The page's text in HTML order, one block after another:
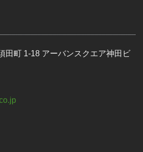
田町 1-18 アーバンスクエア神田ビ